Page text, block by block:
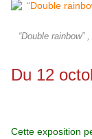
“Double
Du 12
Cette exposition